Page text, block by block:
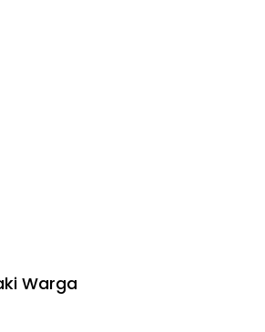
Warga